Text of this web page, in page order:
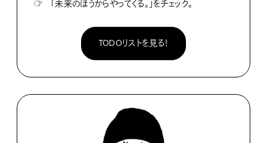
☞
「未来のほうからやってくる。」をチェック。
TODOリストを見る！